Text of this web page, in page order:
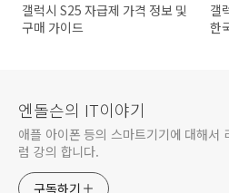
갤럭시 S25 자급제 가격 정보 및
구매 가이드
갤
한
엔돌슨의 IT이야기
애플 아이폰 등의 스마트기기에 대해서
럼 강의 합니다.
구독하기